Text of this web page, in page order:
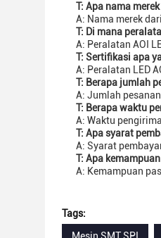
T: Apa nama
A: Nama merek
T: Di mana
A: Peralatan AOI
T: Sertifikasi apa
A: Peralatan LED
T: Berapa jumlah
A: Jumlah
T: Berapa waktu
A: Waktu
T: Apa syarat
A: Syarat
T: Apa
A: Kemampuan
Tags: